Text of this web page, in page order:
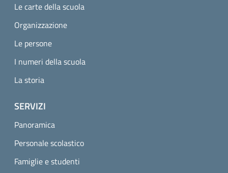
Le carte della scuola
Organizzazione
Le persone
I numeri della scuola
La storia
SERVIZI
Panoramica
Personale scolastico
Famiglie e studenti